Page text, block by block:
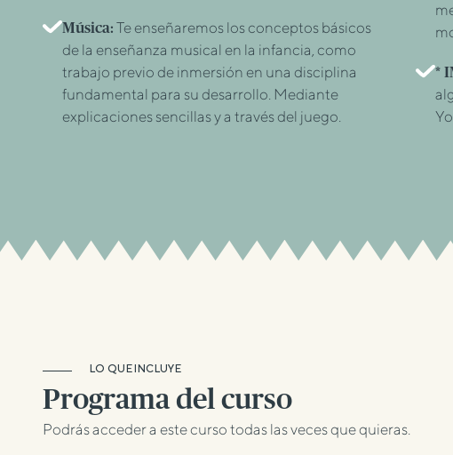
Música: Te enseñaremos los conceptos básicos
de la enseñanza musical en la infancia, como
trabajo previo de inmersión en una disciplina
fundamental para su desarrollo. Mediante
explicaciones sencillas y a través del juego.
*
LO QUE INCLUYE
Programa del curso
Podrás acceder a este curso todas las veces que quieras.